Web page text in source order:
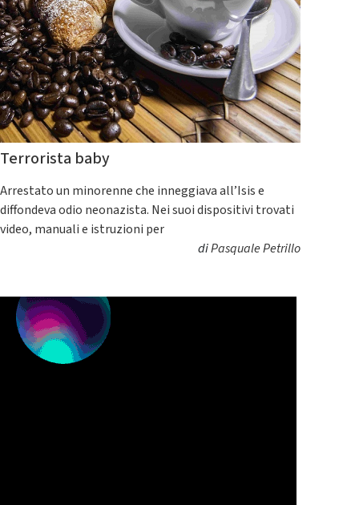
Terrorista baby
Arrestato un minorenne che inneggiava all’Isis e
diffondeva odio neonazista. Nei suoi dispositivi trovati
video, manuali e istruzioni per
diPasquale Petrillo